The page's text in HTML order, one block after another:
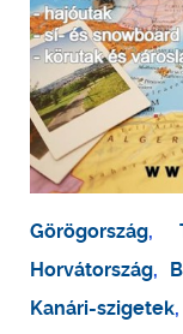
Görögország,
Horvátország,
Kanári-szigetek